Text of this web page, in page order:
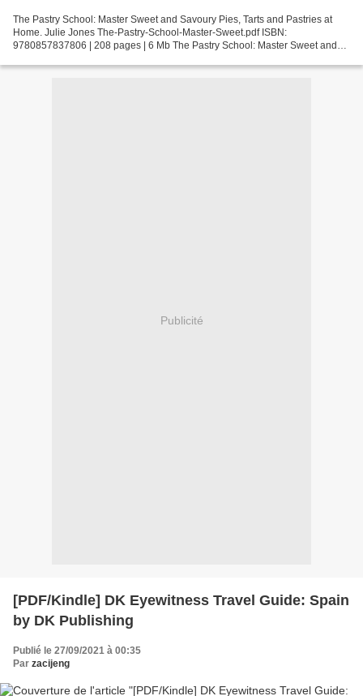
The Pastry School: Master Sweet and Savoury Pies, Tarts and Pastries at
Home. Julie Jones The-Pastry-School-Master-Sweet.pdf ISBN:
9780857837806 | 208 pages | 6 Mb The Pastry School: Master Sweet and
Publicité
[PDF/Kindle] DK Eyewitness Travel Guide: Spain
by DK Publishing
Publié le 27/09/2021 à 00:35
Par zacijeng